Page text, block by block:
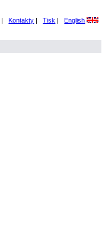
| Kontakty | Tisk | English